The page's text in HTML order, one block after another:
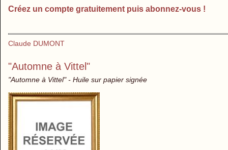
Créez un compte gratuitement puis abonnez-vous !
Claude DUMONT
"Automne à Vittel"
"Automne à Vittel" - Huile sur papier signée